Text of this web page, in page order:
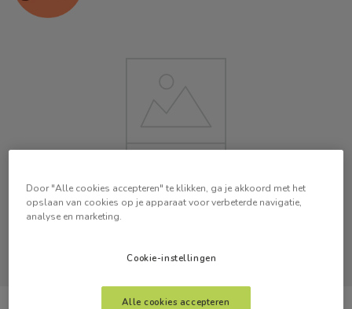
Door "Alle cookies accepteren" te klikken, ga je akkoord met het
opslaan van cookies op je apparaat voor verbeterde navigatie,
analyse en marketing.
Cookie-instellingen
Alle cookies accepteren